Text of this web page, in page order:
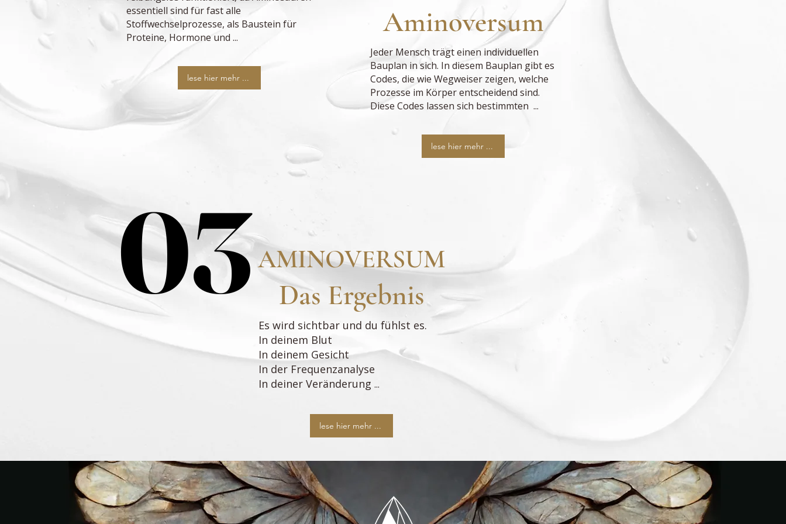
essentiell sind für fast alle
Stoffwechselprozesse, als Baustein für
Proteine, Hormone und ...
lese hier mehr ...
Aminoversum
Jeder Mensch trägt einen individuellen
Bauplan in sich. In diesem Bauplan gibt es
Codes, die wie Wegweiser zeigen, welche
Prozesse im Körper entscheidend sind.
Diese Codes lassen sich bestimmten ...
lese hier mehr ...
AMINOVERSUM
Das Ergebnis
Es wird sichtbar und du fühlst es.
In deinem Blut
In deinem Gesicht
In der Frequenzanalyse
In deiner Veränderung ...
lese hier mehr ...
03
03